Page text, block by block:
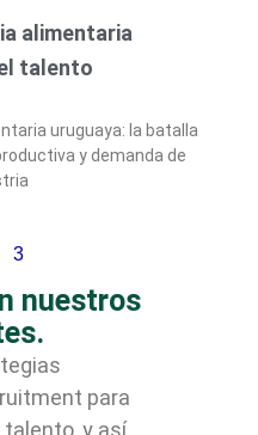
alimentaria
talento
uruguaya: la batalla
y demanda de
3
nuestros
para
y así